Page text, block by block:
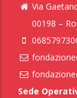
Via
00198 –
Sede